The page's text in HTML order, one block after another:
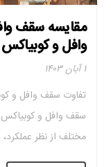
مقایسه سقف
وافل و کوبیاکس
۱ آبان ۱۴۰۳
تفاوت سقف وافل و
سقف وافل و
مختلف از نظر
داده. در ادامه مقاله